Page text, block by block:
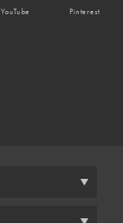
YouTube Pinterest